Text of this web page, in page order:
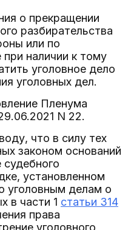
о прекращении
разбирательства
или по
при наличии к тому
уголовное дело
уголовных дел.
Пленума
N 22.
что в силу тех
законом оснований
установленном
уголовным делам о
в части 1 статьи 314
права
уголовного